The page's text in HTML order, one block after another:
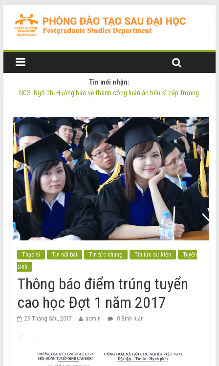
Tin mới nhận:
NCS. Ngô Thị Hường bảo vệ thành công luận án tiến sĩ cấp Trường
Thông tin luận án tiến sĩ của NCS. Ngô Thị Hường
NCS. Phạm Thị Oanh bảo vệ thành công luận án tiến sĩ cấp Trường
Thạc sĩ Tin nổi bật Tin tức chung Tin tức sự kiện
Tuyển
sinh
Thông báo điểm trúng tuyển
cao học Đợt 1 năm 2017
29 Tháng Sáu, 2017 admin 0 Bình luận